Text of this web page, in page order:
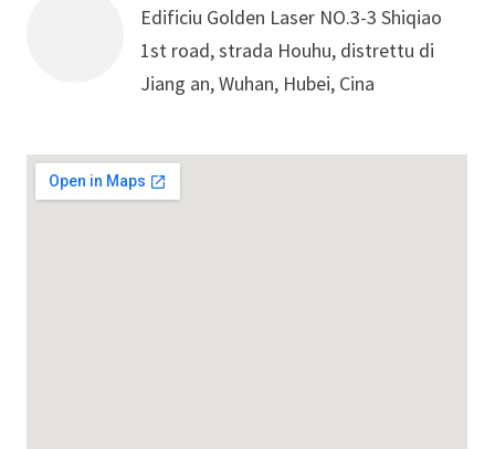
Edificiu Golden Laser NO.3-3 Shiqiao
1st road, strada Houhu, distrettu di
Jiang an, Wuhan, Hubei, Cina